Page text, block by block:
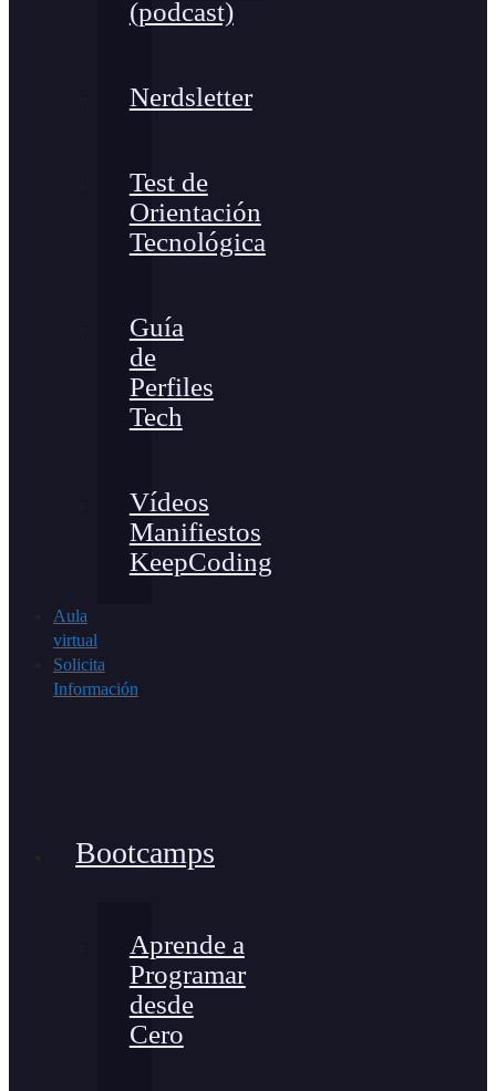
(podcast)
Nerdsletter
Test de
Orientación
Tecnológica
Guía
de
Perfiles
Tech
Vídeos
Manifiestos
KeepCoding
Aula
virtual
Solicita
Información
Bootcamps
Aprende a
Programar
desde
Cero